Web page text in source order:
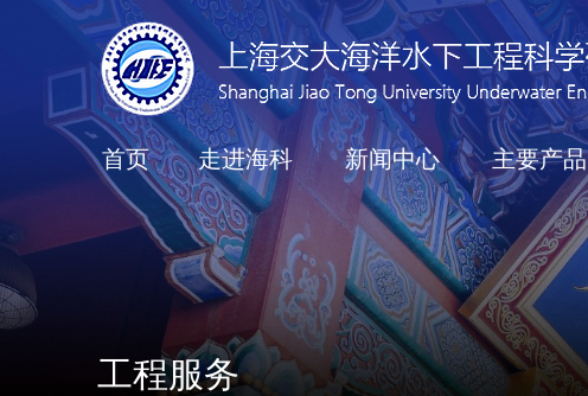
首页 走进海科 新闻中心 主要产品
工程服务